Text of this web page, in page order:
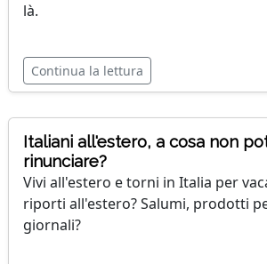
là.
Continua la lettura
Italiani all'estero, a cosa non
rinunciare?
Vivi all'estero e torni in Italia per
riporti all'estero? Salumi, prodotti
giornali?